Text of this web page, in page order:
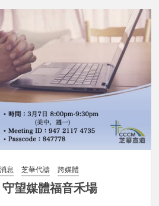
息 芝華代禱 跨媒體
望媒體福音禾場